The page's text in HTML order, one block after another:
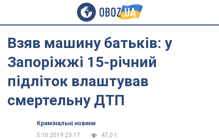
Взяв машину батьків: у
Запоріжжі 15-річний
підліток влаштував
смертельну ДТП
Кримінальні новини
5.10.2019 23:17
47,0 т.